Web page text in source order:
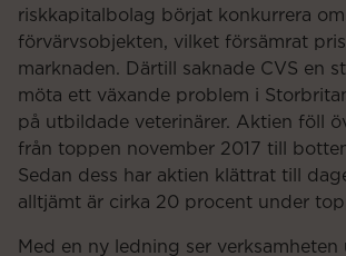
riskkapitalbolag börjat konkurrera om
förvärvsobjekten, vilket försämrat
marknaden. Därtill saknade CVS en
möta ett växande problem i
på utbildade veterinärer. Aktien föll
från toppen november 2017 till
Sedan dess har aktien klättrat till
alltjämt är cirka 20 procent under
Med en ny ledning ser verksamheten